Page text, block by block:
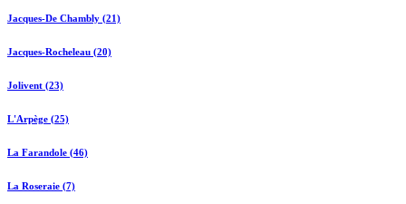
Jacques-De Chambly (21)
Jacques-Rocheleau (20)
Jolivent (23)
L'Arpège (25)
La Farandole (46)
La Roseraie (7)